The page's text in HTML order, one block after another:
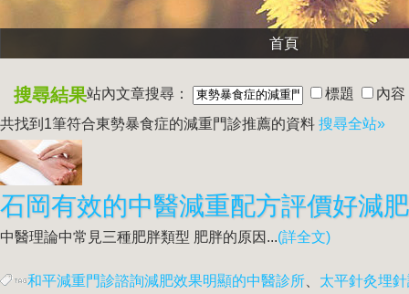
首頁
搜尋結果站內文章搜尋： 標題
內容
共找到1筆符合東勢暴食症的減重門診推薦的資料 搜尋全站»
中醫理論中常見三種肥胖類型 肥胖的原因...(詳全文)
和平減重門診諮詢減肥效果明顯的中醫診所
太平針灸埋